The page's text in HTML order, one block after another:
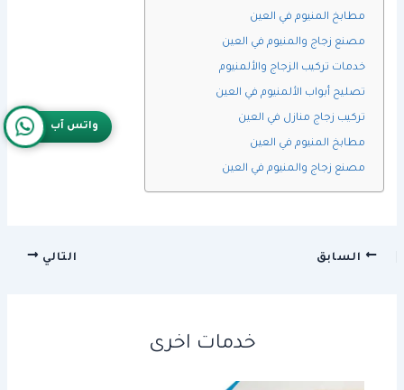
مطابخ المنيوم في العين
مصنع زجاج والمنيوم في العين
خدمات تركيب الزجاج والألمنيوم
تصليح أبواب الألمنيوم في العين
تركيب زجاج منازل في العين
مطابخ المنيوم في العين
مصنع زجاج والمنيوم في العين
السابق التالي
خدمات اخرى
واتس آب